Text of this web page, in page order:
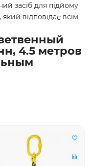
засіб для підйому
відповідає всім
4.5 метров